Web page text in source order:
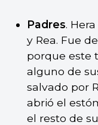
Padres.
y Rea. Fue
porque este
alguno de
salvado por
abrió el
el resto de